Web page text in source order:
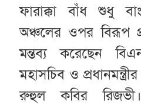
ফারাক্কা বাঁধ শুধু
অঞ্চলের ওপর বিরূপ
মন্তব্য করেছেন
মহাসচিব ও
রুহুল কবির